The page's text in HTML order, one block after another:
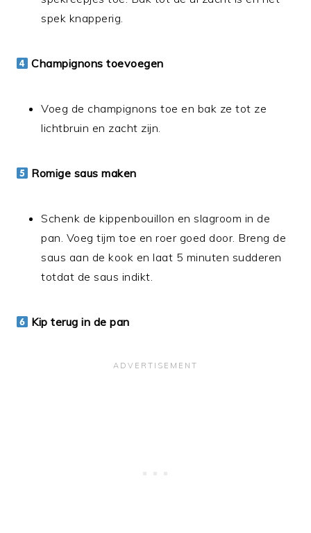
spek knapperig.
Champignons toevoegen
Voeg de champignons toe en bak ze tot ze
lichtbruin en zacht zijn.
Romige saus maken
Schenk de kippenbouillon en slagroom in de
pan. Voeg tijm toe en roer goed door. Breng de
saus aan de kook en laat 5 minuten sudderen
totdat de saus indikt.
Kip terug in de pan